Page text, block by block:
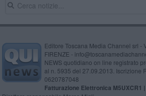
Editore Toscana Media Channel srl -
FIRENZE -
NEWS quotidiano on line registrato
al n. 5935 del 27.09.2013. Iscrizione
0620787048
Fatturazione Elettronica M5UXCR1 |